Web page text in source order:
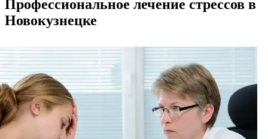
Профессиональное лечение стрессов в
Новокузнецке